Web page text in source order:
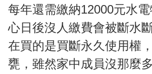
每年還需繳納12000元水
心日後沒人繳費會被斷水
在買的是買斷永久使用權
甕，雖然家中成員沒那麼